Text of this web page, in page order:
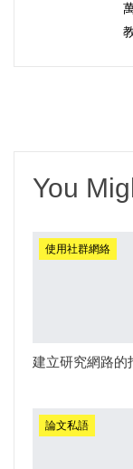
You
使用社群網絡
建立研究網路的
論文私語